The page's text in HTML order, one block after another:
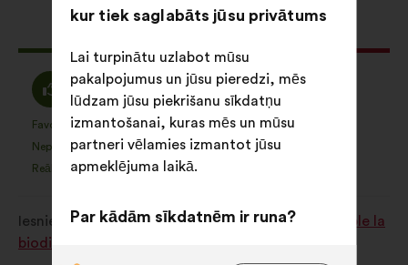
priekšlikums
saņēma:
Piekrītu
:
80%
priekšlikums
kā:
Favorīts
: 1062
reize(-
s)
Nepieciešams
: 18
reize(-
s)
Reālistisks
:reize(-
Neitrāls
balsojums
:
Šis
kā:
Nav viedokļa
:reize(-
s)
Nesaprotams
:reize(-
Iesniegts Comment protéger et restaurer ensemble la
biodiversité?
kur tiek saglabāts jūsu privātums
Lai turpinātu uzlabot mūsu
pakalpojumus un jūsu pieredzi, mēs
lūdzam jūsu piekrišanu sīkdatņu
izmantošanai, kuras mēs un mūsu
partneri vēlamies izmantot jūsu
apmeklējuma laikā.
Par kādām sīkdatnēm ir runa?